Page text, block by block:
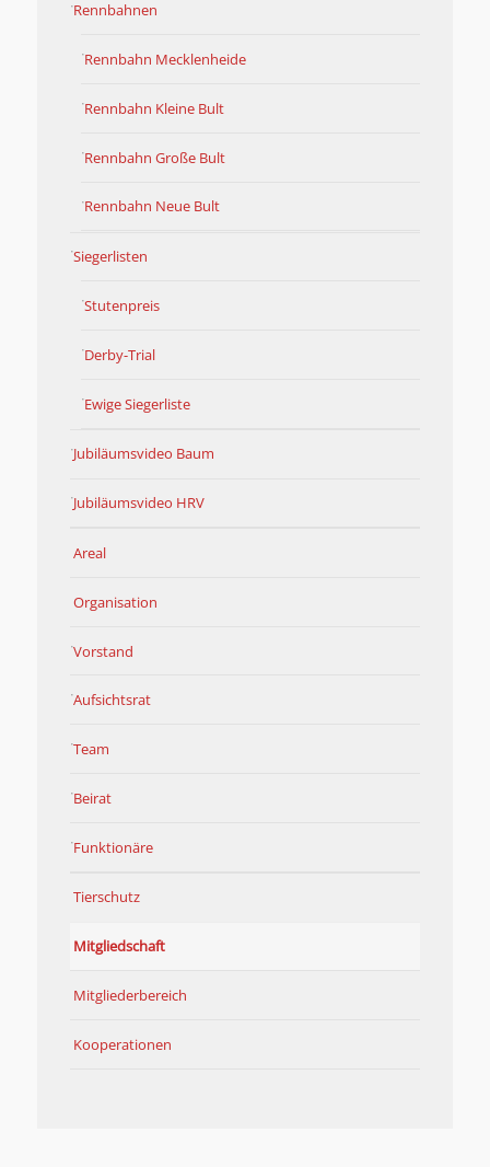
Rennbahnen
Rennbahn Mecklenheide
Rennbahn Kleine Bult
Rennbahn Große Bult
Rennbahn Neue Bult
Siegerlisten
Stutenpreis
Derby-Trial
Ewige Siegerliste
Jubiläumsvideo Baum
Jubiläumsvideo HRV
Areal
Organisation
Vorstand
Aufsichtsrat
Team
Beirat
Funktionäre
Tierschutz
Mitgliedschaft
Mitgliederbereich
Kooperationen